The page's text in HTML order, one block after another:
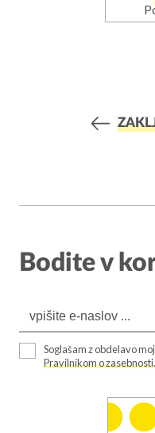
Bodite v
Soglašam z obdelavo
Pravilnikom o zasebnosti.